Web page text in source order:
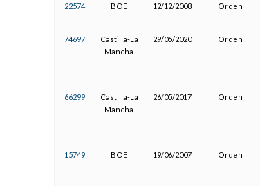
22574 BOE 12/12/2008 Orden
74697
Castilla-La
Mancha
29/05/2020 Orden
66299
Castilla-La
Mancha
26/05/2017 Orden
15749 BOE 19/06/2007 Orden